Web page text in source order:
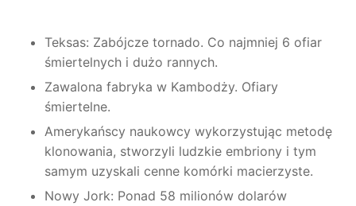
Teksas: Zabójcze tornado. Co najmniej 6 ofiar
śmiertelnych i dużo rannych.
Zawalona fabryka w Kambodży. Ofiary
śmiertelne.
Amerykańscy naukowcy wykorzystując metodę
klonowania, stworzyli ludzkie embriony i tym
samym uzyskali cenne komórki macierzyste.
Nowy Jork: Ponad 58 milionów dolarów